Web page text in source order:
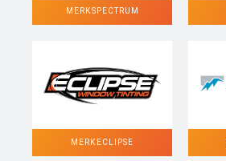
MERK SPECTRUM
MERK ECLIPSE